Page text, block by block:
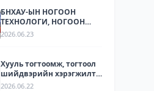
БНХАУ-ЫН НОГООН
ТЕХНОЛОГИ, НОГООН
ХӨРӨНГӨ ОРУУЛАЛТЫН
ЛАРИТЕК ХХК-ЫН
ТӨЛӨӨЛЛҮҮДИЙГ ХҮЛЭЭН
АВЧ УУЛЗЛАА.
2026.06.23
Хууль тогтоомж, тогтоол
шийдвэрийн хэрэгжилт -
2025
2026.06.22